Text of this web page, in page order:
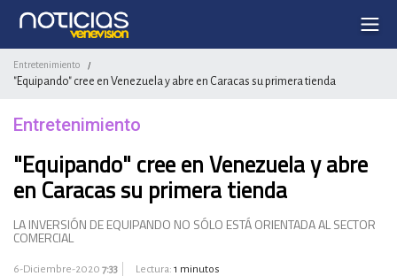
Entretenimiento /
"Equipando" cree en Venezuela y abre en Caracas su primera tienda
Entretenimiento
"Equipando" cree en Venezuela y abre
en Caracas su primera tienda
LA INVERSIÓN DE EQUIPANDO NO SÓLO ESTÁ ORIENTADA AL SECTOR
COMERCIAL
6-Diciembre-2020 7:33 Lectura: 1 minutos